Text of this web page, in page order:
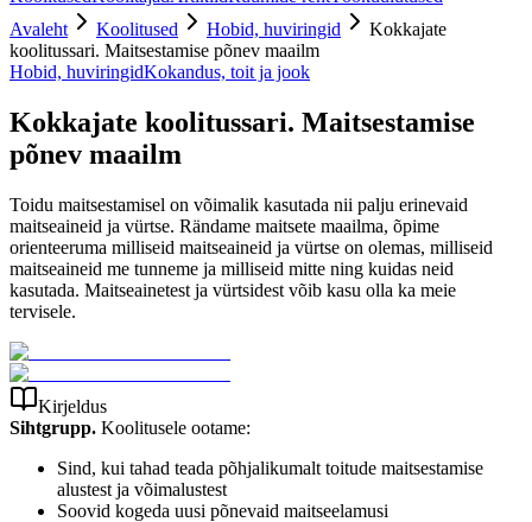
Avaleht
Koolitused Hobid, huviringid
Kokkajate
koolitussari. Maitsestamise põnev maailm
Hobid, huviringidKokandus, toit ja jook
Kokkajate koolitussari. Maitsestamise
põnev maailm
Toidu maitsestamisel on võimalik kasutada nii palju erinevaid
maitseaineid ja vürtse. Rändame maitsete maailma, õpime
orienteeruma milliseid maitseaineid ja vürtse on olemas, milliseid
maitseaineid me tunneme ja milliseid mitte ning kuidas neid
kasutada. Maitseainetest ja vürtsidest võib kasu olla ka meie
tervisele.
Kirjeldus
Sihtgrupp. Koolitusele ootame:
Sind, kui tahad teada põhjalikumalt toitude maitsestamise
alustest ja võimalustest
Soovid kogeda uusi põnevaid maitseelamusi